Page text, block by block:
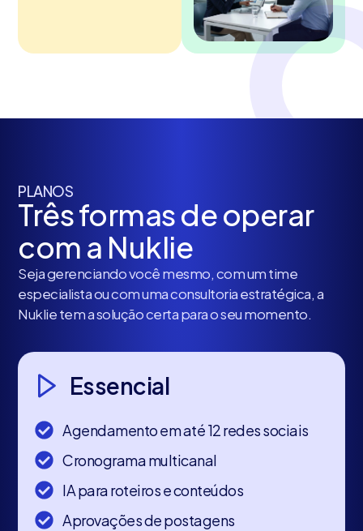
PLANOS
Três formas de operar
com a Nuklie
Seja gerenciando você mesmo, com um time
especialista ou com uma consultoria estratégica, a
Nuklie tem a solução certa para o seu momento.
Essencial
Agendamento em até 12 redes sociais
Cronograma multicanal
IA para roteiros e conteúdos
Aprovações de postagens